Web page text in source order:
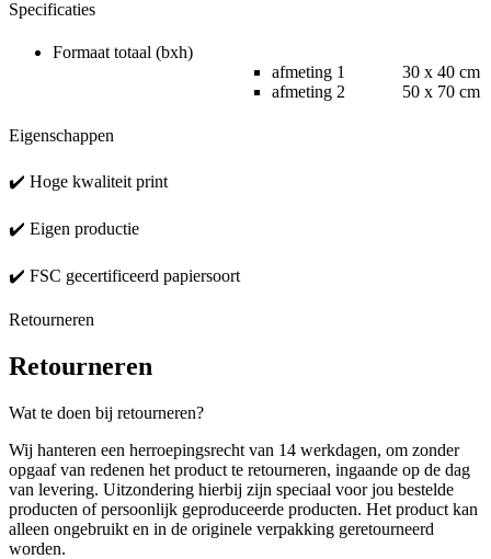
Specificaties
Formaat totaal (bxh)
afmeting 1 30 x 40 cm
afmeting 2 50 x 70 cm
Eigenschappen
✔️ Hoge kwaliteit print
✔️ Eigen productie
✔️ FSC gecertificeerd papiersoort
Retourneren
Retourneren
Wat te doen bij retourneren?
Wij hanteren een herroepingsrecht van 14 werkdagen, om zonder
opgaaf van redenen het product te retourneren, ingaande op de dag
van levering. Uitzondering hierbij zijn speciaal voor jou bestelde
producten of persoonlijk geproduceerde producten. Het product kan
alleen ongebruikt en in de originele verpakking geretourneerd
worden.